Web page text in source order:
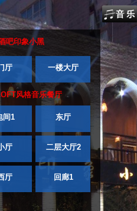
吧印象小黑
风格音乐餐厅
间1 东厅
厅 二层大厅2
厅 回廊1
厅 一楼大厅